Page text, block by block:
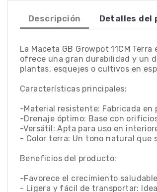
Descripción Detalles del
La Maceta GB Growpot 11CM
ofrece una gran durabilidad y un
plantas, esquejes o cultivos en
Características principales:
-Material resistente: Fabricada
-Drenaje óptimo: Base con
-Versátil: Apta para uso en
- Color terra: Un tono natural que
Beneficios del producto:
-Favorece el crecimiento
- Ligera y fácil de transportar: